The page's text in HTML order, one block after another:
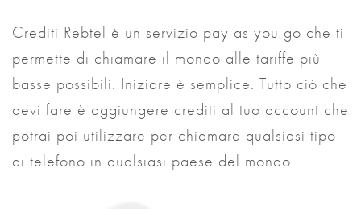
Crediti Rebtel è un servizio pay as you go che ti
permette di chiamare il mondo alle tariffe più
basse possibili. Iniziare è semplice. Tutto ciò che
devi fare è aggiungere crediti al tuo account che
potrai poi utilizzare per chiamare qualsiasi tipo
di telefono in qualsiasi paese del mondo.